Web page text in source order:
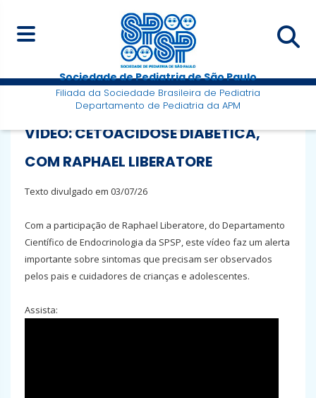
Sociedade de Pediatria de São Paulo
Filiada da Sociedade Brasileira de Pediatria
Departamento de Pediatria da APM
VÍDEO: CETOACIDOSE DIABÉTICA,
COM RAPHAEL LIBERATORE
Texto divulgado em 03/07/26
Com a participação de Raphael Liberatore, do Departamento
Científico de Endocrinologia da SPSP, este vídeo faz um alerta
importante sobre sintomas que precisam ser observados
pelos pais e cuidadores de crianças e adolescentes.
Assista: